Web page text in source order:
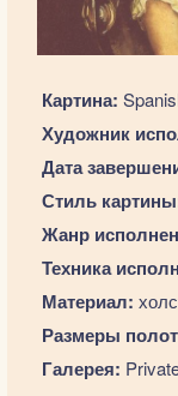
Картина:
Художник
Дата
Стиль
Жанр
Техника
Материал:
Размеры
Галерея: